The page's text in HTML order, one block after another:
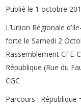
Publié le 1 octobre
L’Union Régionale
forte le Samedi 2
Rassemblement CFE-
République (Rue du
CGC
Parcours : République